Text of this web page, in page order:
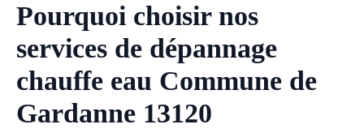
Pourquoi choisir nos
services de dépannage
chauffe eau Commune de
Gardanne 13120